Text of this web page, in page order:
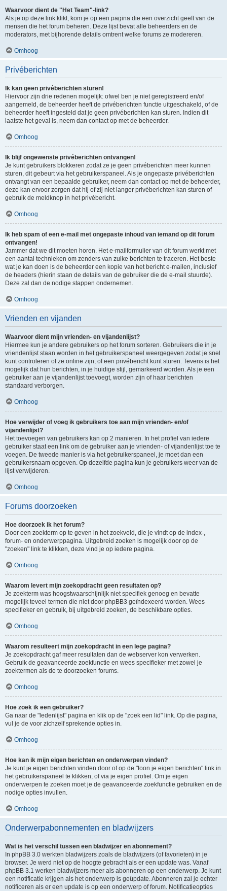
Waarvoor dient de "Het Team"-link?
Als je op deze link klikt, kom je op een pagina die een overzicht geeft van de
mensen die het forum beheren. Deze lijst bevat alle beheerders en de
moderators, met bijhorende details omtrent welke forums ze modereren.
Omhoog
Privéberichten
Ik kan geen privéberichten sturen!
Hiervoor zijn drie redenen mogelijk: ofwel ben je niet geregistreerd en/of
aangemeld, de beheerder heeft de privéberichten functie uitgeschakeld, of de
beheerder heeft ingesteld dat je geen privéberichten kan sturen. Indien dit
laatste het geval is, neem dan contact op met de beheerder.
Omhoog
Ik blijf ongewenste privéberichten ontvangen!
Je kunt gebruikers blokkeren zodat ze je geen privéberichten meer kunnen
sturen, dit gebeurt via het gebruikerspaneel. Als je ongepaste privéberichten
ontvangt van een bepaalde gebruiker, neem dan contact op met de beheerder,
deze kan ervoor zorgen dat hij of zij niet langer privéberichten kan sturen of
gebruik de meldknop in het privébericht.
Omhoog
Ik heb spam of een e-mail met ongepaste inhoud van iemand op dit forum
ontvangen!
Jammer dat we dit moeten horen. Het e-mailformulier van dit forum werkt met
een aantal technieken om zenders van zulke berichten te traceren. Het beste
wat je kan doen is de beheerder een kopie van het bericht e-mailen, inclusief
de headers (hierin staan de details van de gebruiker die de e-mail stuurde).
Deze zal dan de nodige stappen ondernemen.
Omhoog
Vrienden en vijanden
Waarvoor dient mijn vrienden- en vijandenlijst?
Hiermee kun je andere gebruikers op het forum sorteren. Gebruikers die in je
vriendenlijst staan worden in het gebruikerspaneel weergegeven zodat je snel
kunt controleren of ze online zijn, of een privébericht kunt sturen. Tevens is het
mogelijk dat hun berichten, in je huidige stijl, gemarkeerd worden. Als je een
gebruiker aan je vijandenlijst toevoegt, worden zijn of haar berichten
standaard verborgen.
Omhoog
Hoe verwijder of voeg ik gebruikers toe aan mijn vrienden- en/of
vijandenlijst?
Het toevoegen van gebruikers kan op 2 manieren. In het profiel van iedere
gebruiker staat een link om de gebruiker aan je vrienden- of vijandenlijst toe te
voegen. De tweede manier is via het gebruikerspaneel, je moet dan een
gebruikersnaam opgeven. Op dezelfde pagina kun je gebruikers weer van de
lijst verwijderen.
Omhoog
Forums doorzoeken
Hoe doorzoek ik het forum?
Door een zoekterm op te geven in het zoekveld, die je vindt op de index-,
forum- en onderwerppagina. Uitgebreid zoeken is mogelijk door op de
"zoeken" link te klikken, deze vind je op iedere pagina.
Omhoog
Waarom levert mijn zoekopdracht geen resultaten op?
Je zoekterm was hoogstwaarschijnlijk niet specifiek genoeg en bevatte
mogelijk teveel termen die niet door phpBB3 geïndexeerd worden. Wees
specifieker en gebruik, bij uitgebreid zoeken, de beschikbare opties.
Omhoog
Waarom resulteert mijn zoekopdracht in een lege pagina?
Je zoekopdracht gaf meer resultaten dan de webserver kon verwerken.
Gebruik de geavanceerde zoekfunctie en wees specifieker met zowel je
zoektermen als de te doorzoeken forums.
Omhoog
Hoe zoek ik een gebruiker?
Ga naar de "ledenlijst" pagina en klik op de "zoek een lid" link. Op die pagina,
vul je de voor zichzelf sprekende opties in.
Omhoog
Hoe kan ik mijn eigen berichten en onderwerpen vinden?
Je kunt je eigen berichten vinden door of op de "toon je eigen berichten" link in
het gebruikerspaneel te klikken, of via je eigen profiel. Om je eigen
onderwerpen te zoeken moet je de geavanceerde zoekfunctie gebruiken en de
nodige opties invullen.
Omhoog
Onderwerpabonnementen en bladwijzers
Wat is het verschil tussen een bladwijzer en abonnement?
In phpBB 3.0 werkten bladwijzers zoals de bladwijzers (of favorieten) in je
browser. Je werd niet op de hoogte gebracht als er een update was. Vanaf
phpBB 3.1 werken bladwijzers meer als abonneren op een onderwerp. Je kunt
een notificatie krijgen als het onderwerp is geüpdate. Abonneren zal je echter
notificeren als er een update is op een onderwerp of forum. Notificatieopties